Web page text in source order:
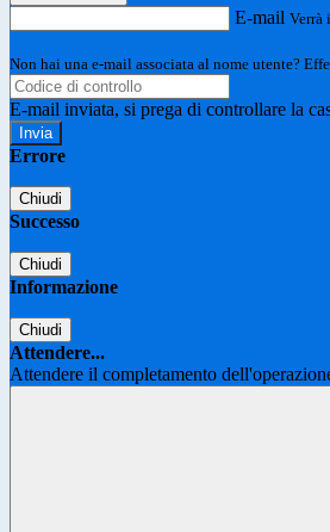
E-mail Verrà
Non hai una e-mail associata al nome utente?
E-mail inviata, si prega di controllare la
Errore
Chiudi
Successo
Chiudi
Informazione
Chiudi
Attendere...
Attendere il completamento